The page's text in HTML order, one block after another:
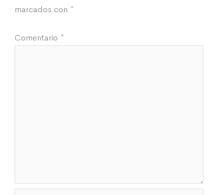
marcados con *
Comentario *